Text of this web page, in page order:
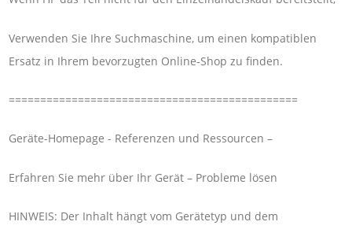
Verwenden Sie Ihre Suchmaschine, um einen kompatiblen
Ersatz in Ihrem bevorzugten Online-Shop zu finden.
==============================================
Geräte-Homepage - Referenzen und Ressourcen –
Erfahren Sie mehr über Ihr Gerät – Probleme lösen
HINWEIS: Der Inhalt hängt vom Gerätetyp und dem